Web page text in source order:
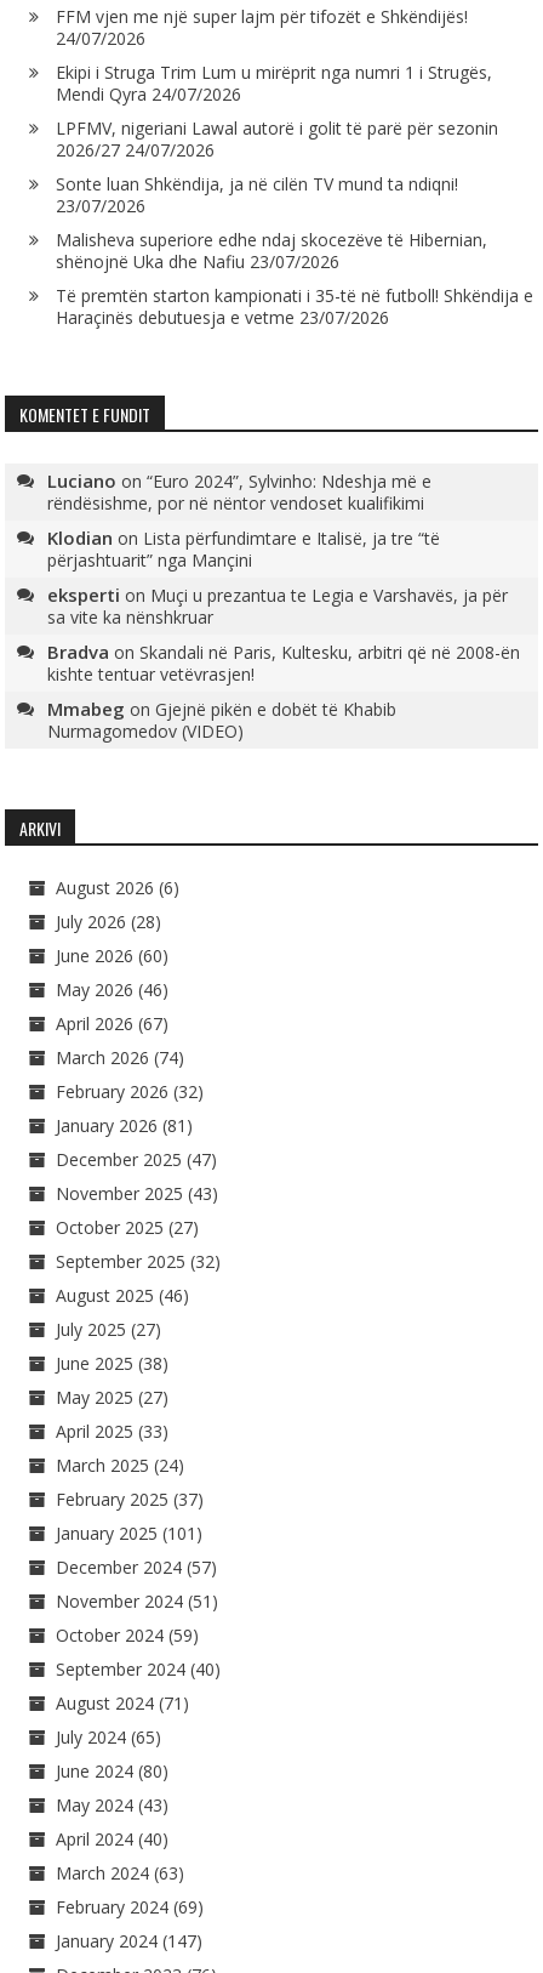
FFM vjen me një super lajm për tifozët e Shkëndijës!
24/07/2026
Ekipi i Struga Trim Lum u mirëprit nga numri 1 i Strugës,
Mendi Qyra 24/07/2026
LPFMV, nigeriani Lawal autorë i golit të parë për sezonin
2026/27 24/07/2026
Sonte luan Shkëndija, ja në cilën TV mund ta ndiqni!
23/07/2026
Malisheva superiore edhe ndaj skocezëve të Hibernian,
shënojnë Uka dhe Nafiu 23/07/2026
Të premtën starton kampionati i 35-të në futboll! Shkëndija e
Haraçinës debutuesja e vetme 23/07/2026
KOMENTET E FUNDIT
Luciano on“Euro 2024”, Sylvinho: Ndeshja më e
rëndësishme, por në nëntor vendoset kualifikimi
Klodian on Lista përfundimtare e Italisë, ja tre “të
përjashtuarit” nga Mançini
eksperti on Muçi u prezantua te Legia e Varshavës, ja për
sa vite ka nënshkruar
Bradva onSkandali në Paris, Kultesku, arbitri që në 2008-ën
kishte tentuar vetëvrasjen!
Mmabeg onGjejnë pikën e dobët të Khabib
Nurmagomedov (VIDEO)
ARKIVI
August 2026 (6)
July 2026 (28)
June 2026 (60)
May 2026 (46)
April 2026 (67)
March 2026 (74)
February 2026 (32)
January 2026 (81)
December 2025 (47)
November 2025 (43)
October 2025 (27)
September 2025 (32)
August 2025 (46)
July 2025 (27)
June 2025 (38)
May 2025 (27)
April 2025 (33)
March 2025 (24)
February 2025 (37)
January 2025 (101)
December 2024 (57)
November 2024 (51)
October 2024 (59)
September 2024 (40)
August 2024 (71)
July 2024 (65)
June 2024 (80)
May 2024 (43)
April 2024 (40)
March 2024 (63)
February 2024 (69)
January 2024 (147)